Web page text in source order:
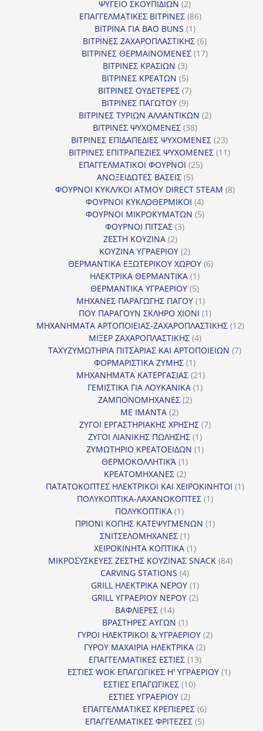
ΨΥΓΕΙΟ ΣΚΟΥΠΙΔΙΩΝ 22
προϊόντα
ΕΠΑΓΓΕΛΜΑΤΙΚΕΣ ΒΙΤΡΙΝΕΣ 8686
ΒΙΤΡΙΝΑ ΓΙΑ BAO BUNS 11
προϊόν
ΒΙΤΡΙΝΕΣ ΖΑΧΑΡΟΠΛΑΣΤΙΚΗΣ 66
προϊόντα
ΒΙΤΡΙΝΕΣ ΘΕΡΜΑΙΝΟΜΕΝΕΣ 1717
ΒΙΤΡΙΝΕΣ ΚΡΑΣΙΩΝ 33
προϊόντα
ΒΙΤΡΙΝΕΣ ΚΡΕΑΤΩΝ 55
προϊόντα
ΒΙΤΡΙΝΕΣ ΟΥΔΕΤΕΡΕΣ 77
ΒΙΤΡΙΝΕΣ ΠΑΓΩΤΟΥ 99
προϊόντα
ΒΙΤΡΙΝΕΣ ΤΥΡΙΩΝ ΑΛΛΑΝΤΙΚΩΝ 22
ΒΙΤΡΙΝΕΣ ΨΥΧΟΜΕΝΕΣ 3838
προϊόντα
ΒΙΤΡΙΝΕΣ ΕΠΙΔΑΠΕΔΙΕΣ ΨΥΧΟΜΕΝΕΣ 2323
προϊόντα
ΒΙΤΡΙΝΕΣ ΕΠΙΤΡΑΠΕΖΙΕΣ ΨΥΧΟΜΕΝΕΣ 1111
ΕΠΑΓΓΕΛΜΑΤΙΚΟΙ ΦΟΥΡΝΟΙ 2525
ΑΝΟΞΕΙΔΩΤΕΣ ΒΑΣΕΙΣ 55
προϊόντα
ΦΟΥΡΝΟΙ ΚΥΚΛ/ΚΟΙ ΑΤΜΟΥ DIRECT STEAM 88
ΦΟΥΡΝΟΙ ΚΥΚΛΟΘΕΡΜΙΚΟΙ 44
προϊόντα
ΦΟΥΡΝΟΙ ΜΙΚΡΟΚΥΜΑΤΩΝ 55
ΦΟΥΡΝΟΙ ΠΙΤΣΑΣ 33
ΖΕΣΤΗ ΚΟΥΖΙΝΑ 22
προϊόντα
ΚΟΥΖΙΝΑ ΥΓΡΑΕΡΙΟΥ 22
προϊόντα
ΘΕΡΜΑΝΤΙΚΑ ΕΞΩΤΕΡΙΚΟΥ ΧΩΡΟΥ 66
ΗΛΕΚΤΡΙΚΑ ΘΕΡΜΑΝΤΙΚΑ 11
προϊόν
ΘΕΡΜΑΝΤΙΚΑ ΥΓΡΑΕΡΙΟΥ 55
προϊόντα
ΜΗΧΑΝΕΣ ΠΑΡΑΓΩΓΗΣ ΠΑΓΟΥ 11
προϊόν
ΠΟΥ ΠΑΡΑΓΟΥΝ ΣΚΛΗΡΟ ΧΙΟΝΙ 11
προϊόν
ΜΗΧΑΝΗΜΑΤΑ ΑΡΤΟΠΟΙΕΙΑΣ-ΖΑΧΑΡΟΠΛΑΣΤΙΚΗΣ 1212
ΜΙΞΕΡ ΖΑΧΑΡΟΠΛΑΣΤΙΚΗΣ 44
προϊόντα
ΤΑΧΥΖΥΜΩΤΗΡΙΑ ΠΙΤΣΑΡΙΑΣ ΚΑΙ ΑΡΤΟΠΟΙΕΙΩΝ 77
ΦΟΡΜΑΡΙΣΤΙΚΑ ΖΥΜΗΣ 11
προϊόν
ΜΗΧΑΝΗΜΑΤΑ ΚΑΤΕΡΓΑΣΙΑΣ 2121
προϊόντα
ΓΕΜΙΣΤΙΚΑ ΓΙΑ ΛΟΥΚΑΝΙΚΑ 11
ΖΑΜΠΟΝΟΜΗΧΑΝΕΣ 22
ΜΕ ΙΜΑΝΤΑ 22
προϊόντα
ΖΥΓΟΙ ΕΡΓΑΣΤΗΡΙΑΚΗΣ ΧΡΗΣΗΣ 77
ΖΥΓΟΙ ΛΙΑΝΙΚΗΣ ΠΩΛΗΣΗΣ 11
προϊόν
ΖΥΜΩΤΗΡΙΟ ΚΡΕΑΤΟΕΙΔΩΝ 11
ΘΕΡΜΟΚΟΛΛΗΤΙΚΆ 11
προϊόν
ΚΡΕΑΤΟΜΗΧΑΝΕΣ 22
προϊόντα
ΠΑΤΑΤΟΚΟΠΤΕΣ ΗΛΕΚΤΡΙΚΟΙ ΚΑΙ ΧΕΙΡΟΚΙΝΗΤΟΙ 11
ΠΟΛΥΚΟΠΤΙΚΑ-ΛΑΧΑΝΟΚΟΠΤΕΣ 11
ΠΟΛΥΚΟΠΤΙΚΑ 11
προϊόν
ΠΡΙΟΝΙ ΚΟΠΗΣ ΚΑΤΕΨΥΓΜΕΝΩΝ 11
ΣΝΙΤΣΕΛΟΜΗΧΑΝΕΣ 11
προϊόν
ΧΕΙΡΟΚΙΝΗΤΑ ΚΟΠΤΙΚΑ 11
προϊόν
ΜΙΚΡΟΣΥΣΚΕΥΕΣ ΖΕΣΤΗΣ ΚΟΥΖΙΝΑΣ SNACK 8484
CARVING STATIONS 44
προϊόντα
GRILL ΗΛΕΚΤΡΙΚΑ ΝΕΡΟΥ 11
προϊόν
GRILL ΥΓΡΑΕΡΙΟΥ ΝΕΡΟΥ 22
ΒΑΦΛΙΕΡΕΣ 1414
προϊόντα
ΒΡΑΣΤΗΡΕΣ ΑΥΓΩΝ 11
προϊόν
ΓΥΡΟΙ ΗΛΕΚΤΡΙΚΟΙ & ΥΓΡΑΕΡΙΟΥ 22
ΓΥΡΟΥ ΜΑΧΑΙΡΙΑ ΗΛΕΚΤΡΙΚΑ 22
ΕΠΑΓΓΕΛΜΑΤΙΚΕΣ ΕΣΤΙΕΣ 1313
προϊόντα
ΕΣΤΙΕΣ WOK ΕΠΑΓΩΓΙΚΕΣ Η' ΥΓΡΑΕΡΙΟΥ 11
ΕΣΤΙΕΣ ΕΠΑΓΩΓΙΚΕΣ 1010
ΕΣΤΙΕΣ ΥΓΡΑΕΡΙΟΥ 22
προϊόντα
ΕΠΑΓΓΕΛΜΑΤΙΚΕΣ ΚΡΕΠΙΕΡΕΣ 66
προϊόντα
ΕΠΑΓΓΕΛΜΑΤΙΚΕΣ ΦΡΙΤΕΖΕΣ 55